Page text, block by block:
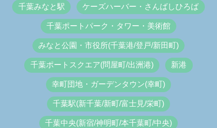
千葉みなと駅 ケーズハーバー・さんばしひろば
千葉ポートパーク・タワー・美術館
みなと公園・市役所(千葉港/登戸/新田町)
千葉ポートスクエア(問屋町/出洲港) 新港
幸町団地・ガーデンタウン(幸町)
千葉駅(新千葉/新町/富士見/栄町)
千葉中央(新宿/神明町/本千葉町/中央)